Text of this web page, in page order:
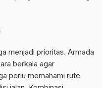
menjadi prioritas. Armada
berkala agar
perlu memahami rute